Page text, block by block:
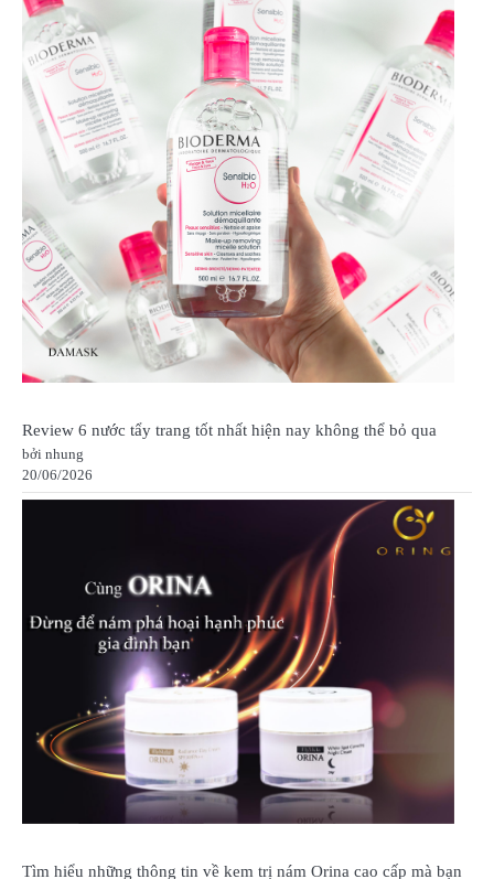
Review 6 nước tẩy trang tốt nhất hiện nay không thể bỏ qua
bởi nhung
20/06/2026
Tìm hiểu những thông tin về kem trị nám Orina cao cấp mà bạn